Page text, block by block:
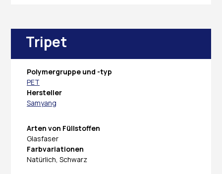
Tripet
Polymergruppe und -typ
PET
Hersteller
Samyang
Arten von Füllstoffen
Glasfaser
Farbvariationen
Natürlich, Schwarz